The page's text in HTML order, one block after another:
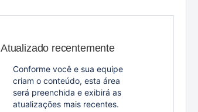
Atualizado recentemente
Conforme você e sua equipe
criam o conteúdo, esta área
será preenchida e exibirá as
atualizações mais recentes.